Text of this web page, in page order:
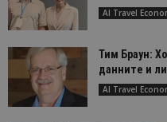
AI Travel
Тим Браун:
данните и
AI Travel